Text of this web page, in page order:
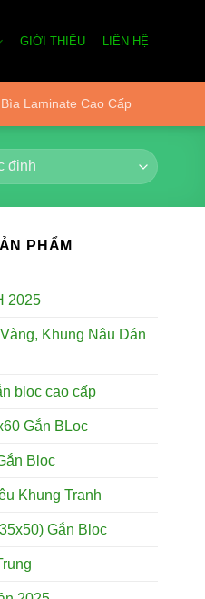
GIỚI THIỆU LIÊN HỆ
Bìa Laminate Cao Cấp
PHẨM
2025
Khung Nâu Dán
bloc cao cấp
Gắn BLoc
Bloc
Khung Tranh
Gắn Bloc